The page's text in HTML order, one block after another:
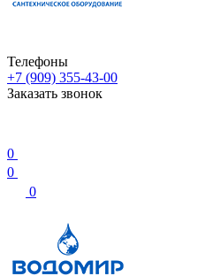
Телефоны
+7 (909) 355-43-00
Заказать звонок
0
0
0